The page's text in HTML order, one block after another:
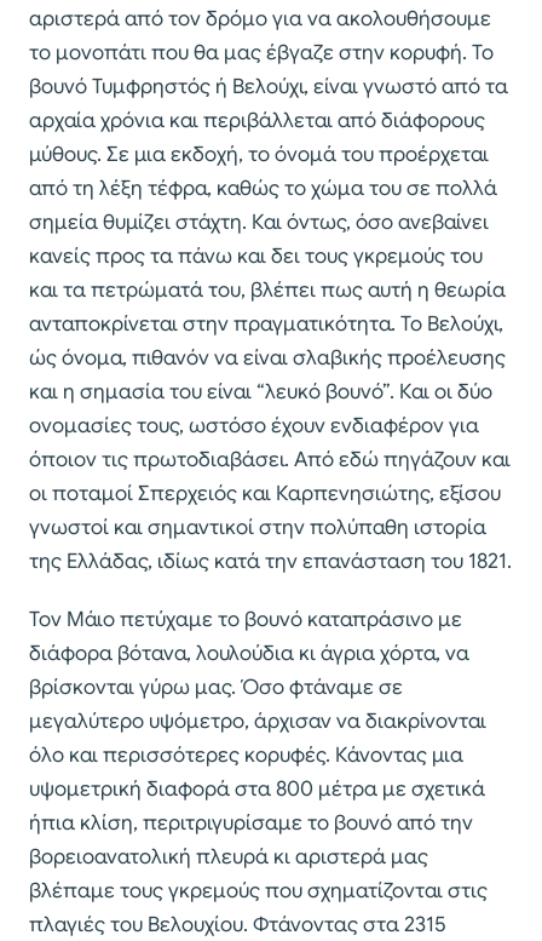
αριστερά από τον δρόμο για να ακολουθήσουμε
το μονοπάτι που θα μας έβγαζε στην κορυφή. Το
βουνό Τυμφρηστός ή Βελούχι, είναι γνωστό από τα
αρχαία χρόνια και περιβάλλεται από διάφορους
μύθους. Σε μια εκδοχή, το όνομά του προέρχεται
από τη λέξη τέφρα, καθώς το χώμα του σε πολλά
σημεία θυμίζει στάχτη. Και όντως, όσο ανεβαίνει
κανείς προς τα πάνω και δει τους γκρεμούς του
και τα πετρώματά του, βλέπει πως αυτή η θεωρία
ανταποκρίνεται στην πραγματικότητα. Το Βελούχι,
ώς όνομα, πιθανόν να είναι σλαβικής προέλευσης
και η σημασία του είναι “λευκό βουνό”. Και οι δύο
ονομασίες τους, ωστόσο έχουν ενδιαφέρον για
όποιον τις πρωτοδιαβάσει. Από εδώ πηγάζουν και
οι ποταμοί Σπερχειός και Καρπενησιώτης, εξίσου
γνωστοί και σημαντικοί στην πολύπαθη ιστορία
της Ελλάδας, ιδίως κατά την επανάσταση του 1821.
Τον Μάιο πετύχαμε το βουνό καταπράσινο με
διάφορα βότανα, λουλούδια κι άγρια χόρτα, να
βρίσκονται γύρω μας. Όσο φτάναμε σε
μεγαλύτερο υψόμετρο, άρχισαν να διακρίνονται
όλο και περισσότερες κορυφές. Κάνοντας μια
υψομετρική διαφορά στα 800 μέτρα με σχετικά
ήπια κλίση, περιτριγυρίσαμε το βουνό από την
βορειοανατολική πλευρά κι αριστερά μας
βλέπαμε τους γκρεμούς που σχηματίζονται στις
πλαγιές του Βελουχίου. Φτάνοντας στα 2315